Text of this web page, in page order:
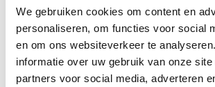
We gebruiken cookies om content en
personaliseren, om functies voor social
en om ons websiteverkeer te
informatie over uw gebruik van onze site
partners voor social media, adverteren
*) Voor grotere pakketverzendingen en bijzondere (buitenland)
afwijkende tarieven en levertermijnen gelden. Deze staan
Kijk hier voor de ruilen-retourneren
Waar is ons bedrijf gevestigd?
Nieuw Buinen (Stadskanaal)